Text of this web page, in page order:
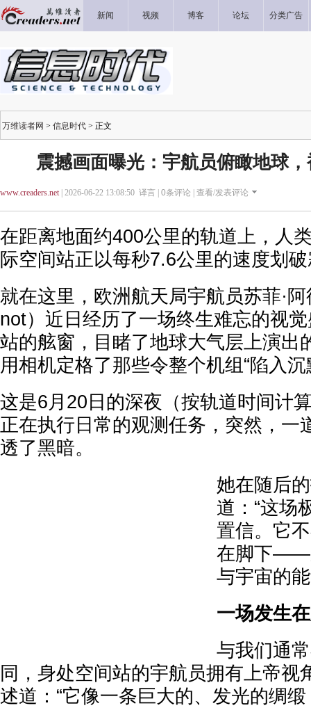
新闻 视频 博客 论坛 分类广告
万维读者网 > 信息时代 > 正文
震撼画面曝光：宇航员俯瞰地球
www.creaders.net| 2026-06-22 13:08:50 译言 | 0条评论 | 查看/发表评论
在距离地面约400公里的轨道上，
际空间站正以每秒7.6公里的速度划
就在这里，欧洲航天局宇航员苏菲·
not）近日经历了一场终生难忘的视
站的舷窗，目睹了地球大气层上演出
用相机定格了那些令整个机组“陷入沉
这是6月20日的深夜（按轨道时间计
正在执行日常的观测任务，突然，一
透了黑暗。
她在随后
道：“这场
置信。它
在脚下——
与宇宙的
一场发生
与我们通
同，身处空间站的宇航员拥有上帝视
述道：“它像一条巨大的、发光的绸